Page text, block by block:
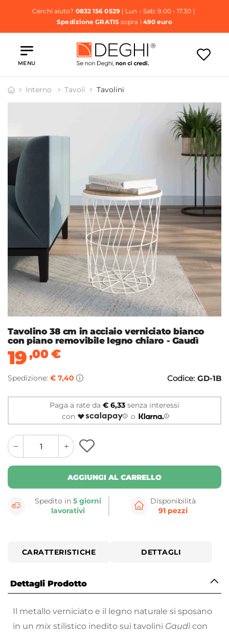
Cerchi aiuto? 0832 156 0529| Lun - Sab: 9.00 - 17.30 |
Spedizione GRATISsopra i 490 euro
MENU
Interno Tavoli Tavolini
Tavolino 38 cm in acciaio verniciato bianco
con piano removibile legno chiaro - Gaudì
19,00€
Spedizione: € 7,40 Codice: GD-1B
Paga a rate da € 6,33 senza interessi
con
o
quantity
button
quantity
minus
button
AGGIUNGI AL CARRELLO
Spedito in5 giorni
lavorativi
Disponibilità
91 pezzi
CARATTERISTICHE DETTAGLI
Dettagli Prodotto
Il metallo verniciato e il legno naturale si sposano
in un mix stilistico inedito sui tavolini Gaudì con